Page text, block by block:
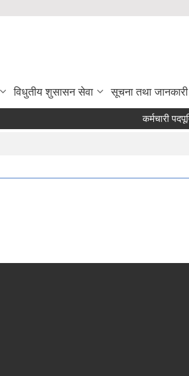
विधुतीय शुसासन सेवा सूचना तथा जानकारी
कर्मचारी